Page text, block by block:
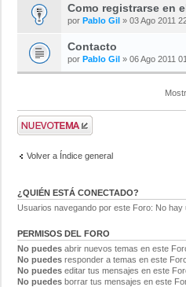
Como registrarse en
por Pablo Gil » 03 Ago 2011
Contacto
por Pablo Gil » 06 Ago 2011
Volver a Índice general
¿QUIÉN ESTÁ CONECTADO?
Usuarios navegando por este Foro: No
PERMISOS DEL FORO
No puedes abrir nuevos temas en este
No puedes responder a temas en este
No puedes editar tus mensajes en este
No puedes borrar tus mensajes en este